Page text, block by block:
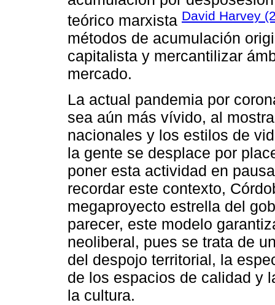
teórico marxista David Harvey
métodos de acumulación
capitalista y mercantilizar
mercado.
La actual pandemia por
sea aún más vívido, al
nacionales y los estilos de
la gente se desplace por
poner esta actividad en
recordar este contexto,
megaproyecto estrella del
parecer, este modelo
neoliberal, pues se trata de
del despojo territorial, la
de los espacios de calidad y
la cultura.